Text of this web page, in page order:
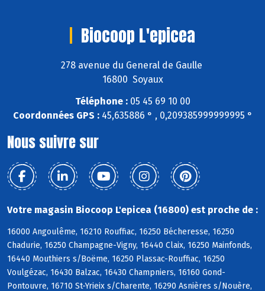
Biocoop L'epicea
278 avenue du General de Gaulle
16800 Soyaux
Téléphone :05 45 69 10 00
Coordonnées GPS :45,635886 ° , 0,209385999999995 °
Nous suivre sur
Votre magasin Biocoop L'epicea (16800) est proche de :
16000 Angoulême, 16210 Rouffiac, 16250 Bécheresse, 16250
Chadurie, 16250 Champagne-Vigny, 16440 Claix, 16250 Mainfonds,
16440 Mouthiers s/Boëme, 16250 Plassac-Rouffiac, 16250
Voulgézac, 16430 Balzac, 16430 Champniers, 16160 Gond-
Pontouvre, 16710 St-Yrieix s/Charente, 16290 Asnières s/Nouère,